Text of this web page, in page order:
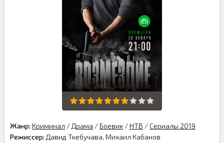
Жанр: Криминал / Драма / Боевик / НТВ / Сериалы 2019
Режиссер: Давид Ткебучава, Михаил Кабанов